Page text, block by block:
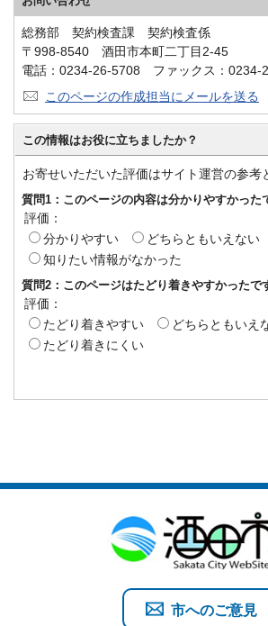
総務部 契約検査課 契約検査係
〒998-8540 酒田市本町二丁目2-45
電話：0234-26-5708 ファックス：0234-
このページの作成担当にメールを送る
この情報はお役に立ちましたか？
お寄せいただいた評価はサイト運営の参考
質問1：このページの内容は分かりやすかった
評価：
分かりやすい
どちらともいえない
知りたい情報がなかった
質問2：このページはたどり着きやすかったで
評価：
たどり着きやすい
どちらともいえ
たどり着きにくい
市へのご意見